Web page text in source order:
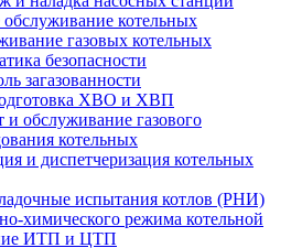
обслуживание котельных
газовых котельных
безопасности
загазованности
ХВО и ХВП
и обслуживание газового
котельных
и диспетчеризация котельных
испытания котлов (РНИ)
химического режима котельной
ИТП и ЦТП